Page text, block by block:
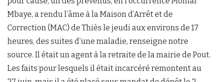
Mbaye, a rendu l’âme à la Maison d’Arrêt et de
Correction (MAC) de Thiès le jeudi aux environs de 17
heures, des suites d’une maladie, renseigne notre
source. Il était un agent à la retraite de la mairie de Pout.
Les faits pour lesquels il était incarcéré remontent au